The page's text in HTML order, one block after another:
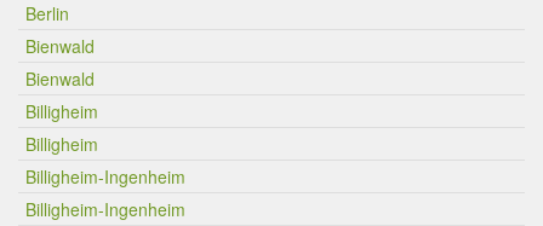
Berlin
Bienwald
Bienwald
Billigheim
Billigheim
Billigheim-Ingenheim
Billigheim-Ingenheim